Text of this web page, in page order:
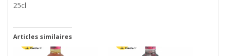
25cl
Articles similaires